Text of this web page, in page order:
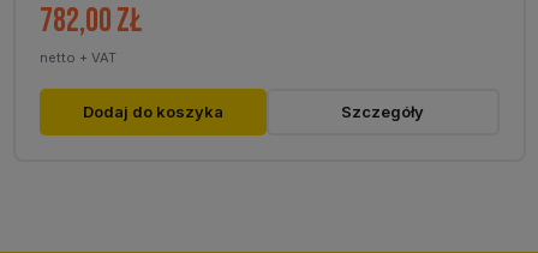
782,00zł
netto + VAT
Dodaj do koszyka Szczegóły